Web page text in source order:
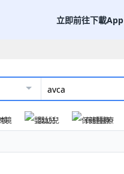
立即前往下載App
境 嬰幼兒 保健醫療